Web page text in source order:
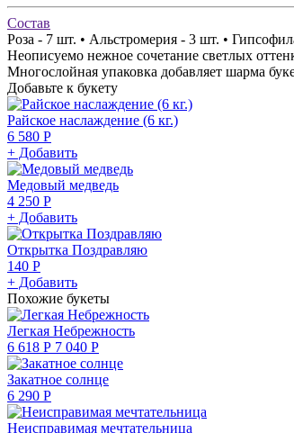
Состав
Роза - 7 шт. • Альстромерия - 3 шт. •
Неописуемо нежное сочетание светлых
Многослойная упаковка добавляет шарма
Добавьте к букету
Райское наслаждение (6 кг.)
6 580 Р
+ Добавить
Медовый медведь
4 250 Р
+ Добавить
Открытка Поздравляю
140 Р
+ Добавить
Похожие букеты
Легкая Небрежность
6 618 Р 7 040 Р
Закатное солнце
6 290 Р
Неисправимая мечтательница